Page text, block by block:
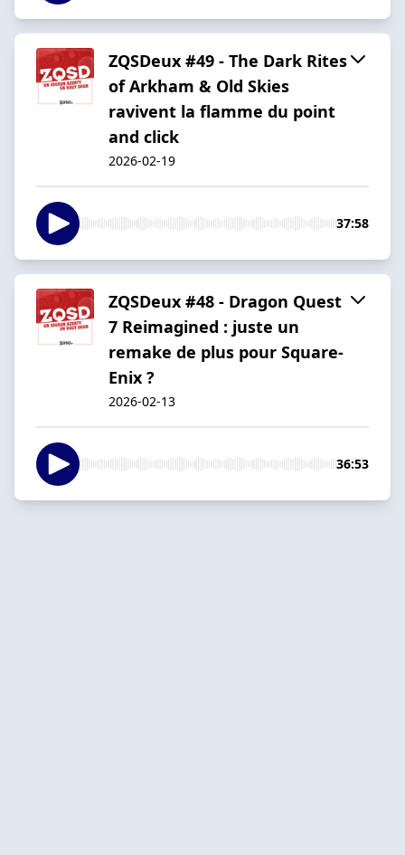
ZQSDeux #49 - The Dark Rites
of Arkham & Old Skies
ravivent la flamme du point
and click
2026-02-19
37:58
ZQSDeux #48 - Dragon Quest
7 Reimagined : juste un
remake de plus pour Square-
Enix ?
2026-02-13
36:53